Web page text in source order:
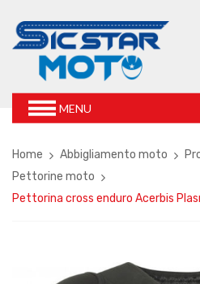
MENU
Home Abbigliamento moto
Pettorine moto
Pettorina cross enduro Acerbis